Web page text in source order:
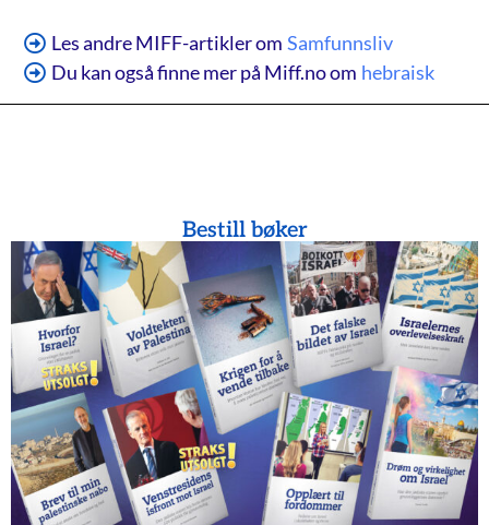
Les andre MIFF-artikler om Samfunnsliv
Du kan også finne mer på Miff.no om hebraisk
Bestill bøker